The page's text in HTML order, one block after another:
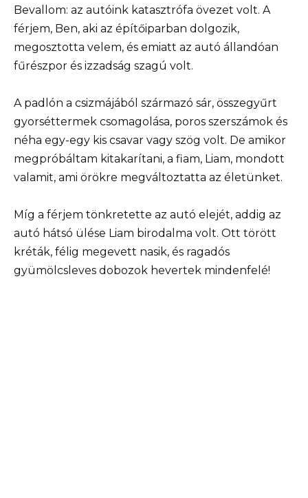
Bevallom: az autóink katasztrófa övezet volt. A
férjem, Ben, aki az építőiparban dolgozik,
megosztotta velem, és emiatt az autó állandóan
fűrészpor és izzadság szagú volt.
A padlón a csizmájából származó sár, összegyűrt
gyorséttermek csomagolása, poros szerszámok és
néha egy-egy kis csavar vagy szög volt. De amikor
megpróbáltam kitakarítani, a fiam, Liam, mondott
valamit, ami örökre megváltoztatta az életünket.
Míg a férjem tönkretette az autó elejét, addig az
autó hátsó ülése Liam birodalma volt. Ott törött
kréták, félig megevett nasik, és ragadós
gyümölcsleves dobozok hevertek mindenfelé!